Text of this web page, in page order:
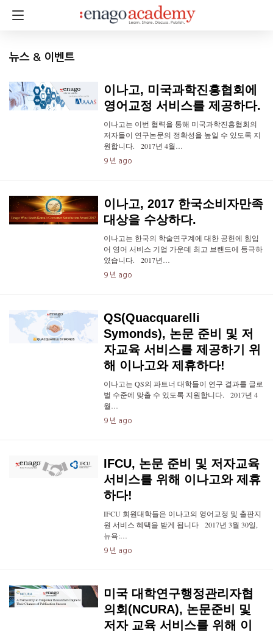
뉴스 & 이벤트
이나고, 미국과학진흥협회에
영어교정 서비스를 제공하다.
이나고는 이번 협력을 통해 미국과학진흥협회의
저자들이 연구논문의 정확성을 높일 수 있도록 지
원합니다. 2017년 4월…
9 년 ago
이나고, 2017 한국소비자만족
대상을 수상하다.
이나고는 한국의 학술연구계에 대한 공헌에 힘입
어 영어 서비스 기업 가운데 최고 브랜드에 등극하
였습니다. 2017년…
9 년 ago
QS(Quacquarelli
Symonds), 논문 준비 및 저
자교육 서비스를 제공하기 위
해 이나고와 제휴하다!
이나고는 QS의 파트너 대학들이 연구 결과를 글로
벌 수준에 맞출 수 있도록 지원합니다. 2017년 4
월…
9 년 ago
IFCU, 논문 준비 및 저자교육
서비스를 위해 이나고와 제휴
하다!
IFCU 회원대학들은 이나고의 영어교정 및 출판지
원 서비스 혜택을 받게 됩니다 2017년 3월 30일,
뉴욕:…
9 년 ago
미국 대학연구행정관리자협
의회(NCURA), 논문준비 및
저자 교육 서비스를 위해 이